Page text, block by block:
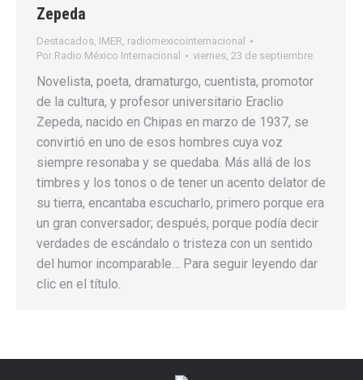
Zepeda
Destacados IMER radiomexicointernacional
Por Radio México Internacional viernes, 23 de septiembre
Novelista, poeta, dramaturgo, cuentista, promotor
de la cultura, y profesor universitario Eraclio
Zepeda, nacido en Chipas en marzo de 1937, se
convirtió en uno de esos hombres cuya voz
siempre resonaba y se quedaba. Más allá de los
timbres y los tonos o de tener un acento delator de
su tierra, encantaba escucharlo, primero porque era
un gran conversador; después, porque podía decir
verdades de escándalo o tristeza con un sentido
del humor incomparable… Para seguir leyendo dar
clic en el título.